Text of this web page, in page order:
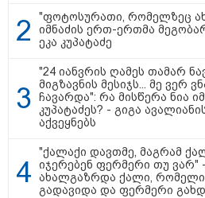
გრამი
კონფლიქტები
"ფოტოსურათი, რომელზეც
იმნაძის ერთ-ერთმა
ეკა კუპატაძე
"24 იანვრის ღამეს თამარ
მიგზავნის მესიჯს... მე ვერ
ჩავარდა": რა მისწერა ნია
კუპატაძეს? - გიგა
აქვეყნებს
"ქალაქი დავთმე, მაგრამ
იჯერებენ ფერმერი თუ
ახალგაზრდა ქალი,
გადავიდა და ფერმერი